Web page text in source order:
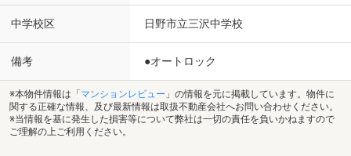
中学校区 日野市立三沢中学校
備考 ●オートロック
※本物件情報は「 マンションレビュー 」の情報を元に掲載しています。物件に
関する正確な情報、及び最新情報は取扱不動産会社へお問い合わせください。
※当情報を基に発生した損害等について弊社は一切の責任を負いかねますので
ご理解の上ご利用ください。